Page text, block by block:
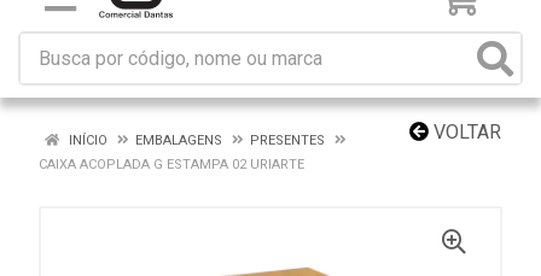
VOLTAR
INÍCIO EMBALAGENS
PRESENTES
CAIXA ACOPLADA G ESTAMPA 02 URIARTE